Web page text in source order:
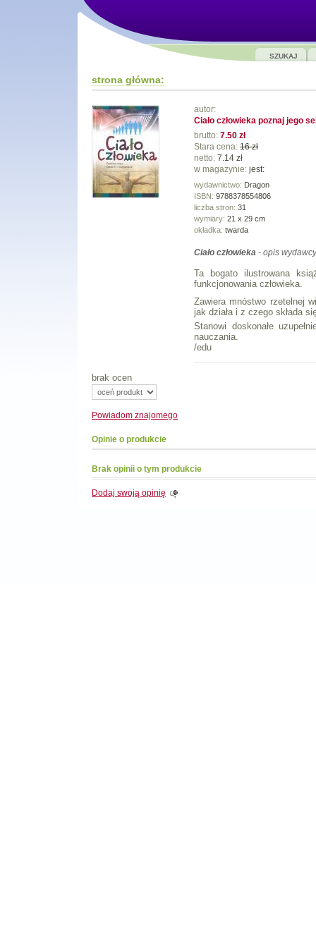
SZUKAJ
strona główna:
autor:
Ciało człowieka poznaj jego
brutto: 7.50 zł
Stara cena: 16 zł
netto: 7.14 zł
w magazynie: jest:
wydawnictwo: Dragon
ISBN: 9788378554806
liczba stron: 31
wymiary: 21 x 29 cm
okładka: twarda
Ciało człowieka - opis
Ta bogato ilustrowana
funkcjonowania człowieka.
Zawiera mnóstwo rzetelnej
jak działa i z czego składa
Stanowi doskonałe
nauczania.
/edu
brak ocen
Powiadom znajomego
Opinie o produkcie
Brak opinii o tym produkcie
Dodaj swoją opinię